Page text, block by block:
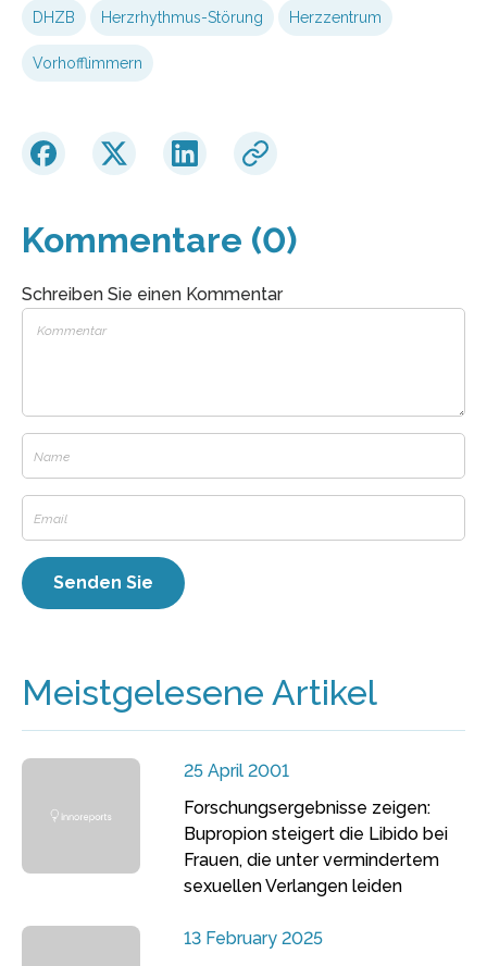
DHZB Herzrhythmus-Störung Herzzentrum
Vorhofflimmern
Kommentare (0)
Schreiben Sie einen Kommentar
Meistgelesene Artikel
25 April 2001
Forschungsergebnisse zeigen:
Bupropion steigert die Libido bei
Frauen, die unter vermindertem
sexuellen Verlangen leiden
13 February 2025